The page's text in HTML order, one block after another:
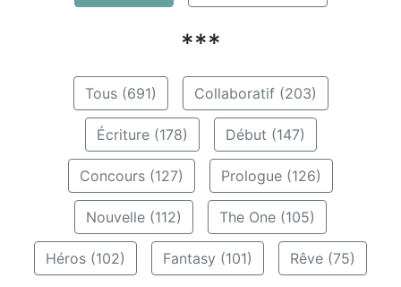
***
Tous (691) Collaboratif (203)
Écriture (178) Début (147)
Concours (127) Prologue (126)
Nouvelle (112) The One (105)
Héros (102) Fantasy (101) Rêve (75)